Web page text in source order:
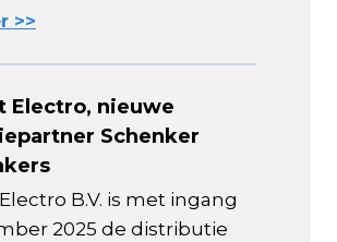
>>
Electro, nieuwe
Schenker
B.V. is met ingang
2025 de distributie